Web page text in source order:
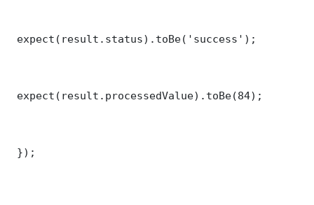
expect(result.status).toBe('success');
expect(result.processedValue).toBe(84);
});